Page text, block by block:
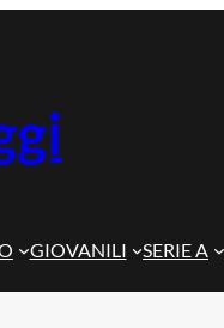
GIOVANILI SERIE A